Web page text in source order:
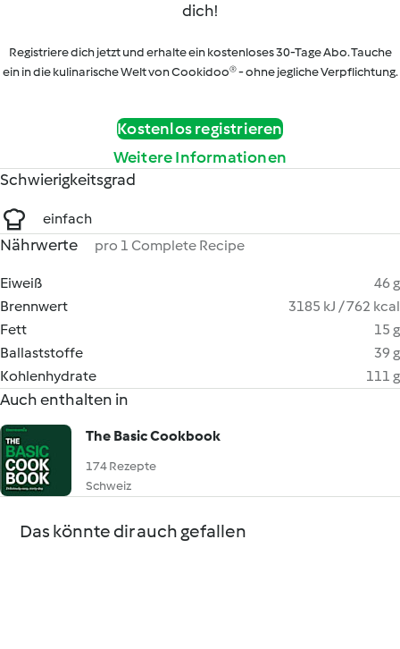
dich!
Registriere dich jetzt und erhalte ein kostenloses 30-Tage Abo. Tauche
ein in die kulinarische Welt von Cookidoo® - ohne jegliche Verpflichtung.
Kostenlos registrieren
Weitere Informationen
Schwierigkeitsgrad
einfach
Nährwerte pro 1 Complete Recipe
Eiweiß
46 g
Brennwert
3185 kJ / 762 kcal
Fett
15 g
Ballaststoffe
39 g
Kohlenhydrate
111 g
Auch enthalten in
The Basic Cookbook
174 Rezepte
Schweiz
Das könnte dir auch gefallen